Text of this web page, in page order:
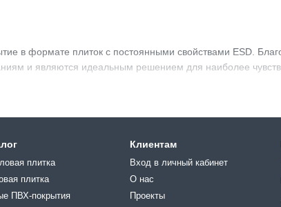
в формате плиток с постоянными свойствами ESD.
и являются идеальным решением для наиболее
плитка
плитка
ПВХ-покрытия
Клиентам
Вход в личный кабинет
О нас
Проекты